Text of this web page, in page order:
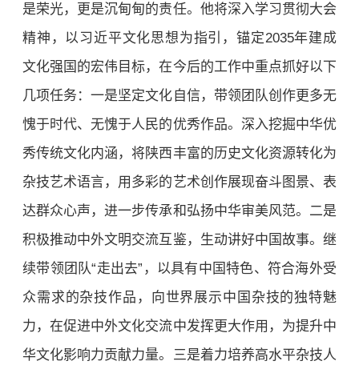
是荣光，更是沉甸甸的责任。他将深入学习贯彻大会
精神，以习近平文化思想为指引，锚定2035年建成
文化强国的宏伟目标，在今后的工作中重点抓好以下
几项任务：一是坚定文化自信，带领团队创作更多无
愧于时代、无愧于人民的优秀作品。深入挖掘中华优
秀传统文化内涵，将陕西丰富的历史文化资源转化为
杂技艺术语言，用多彩的艺术创作展现奋斗图景、表
达群众心声，进一步传承和弘扬中华审美风范。二是
积极推动中外文明交流互鉴，生动讲好中国故事。继
续带领团队“走出去”，以具有中国特色、符合海外受
众需求的杂技作品，向世界展示中国杂技的独特魅
力，在促进中外文化交流中发挥更大作用，为提升中
华文化影响力贡献力量。三是着力培养高水平杂技人